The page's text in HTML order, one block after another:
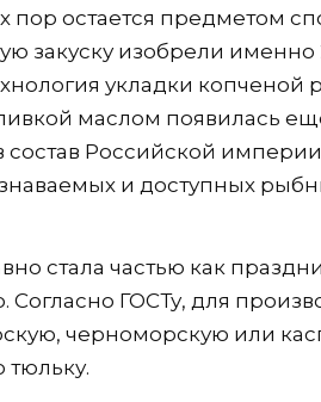
пор остается предметом
закуску изобрели именно
укладки копченой
маслом появилась
Российской
и доступных
стала частью как
Согласно ГОСТу, для
черноморскую или
тюльку.